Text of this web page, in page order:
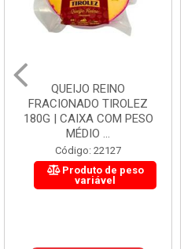
QUEIJO REINO
FRACIONADO TIROLEZ
180G | CAIXA COM PESO
MÉDIO ...
Código: 22127
Produto de peso
variável